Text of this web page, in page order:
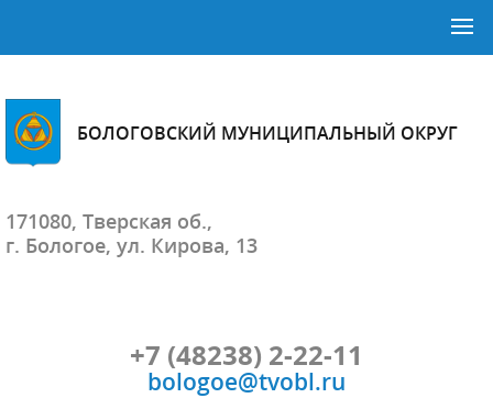
БОЛОГОВСКИЙ МУНИЦИПАЛЬНЫЙ ОКРУГ
171080, Тверская об.,
г. Бологое, ул. Кирова, 13
+7 (48238) 2-22-11
bologoe@tvobl.ru